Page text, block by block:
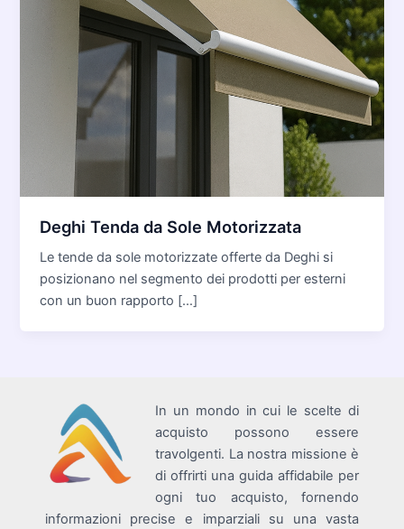
Deghi Tenda da Sole Motorizzata
Le tende da sole motorizzate offerte da Deghi si
posizionano nel segmento dei prodotti per esterni
con un buon rapporto […]
In un mondo in cui le scelte di
acquisto possono essere
travolgenti. La nostra missione è
di offrirti una guida affidabile per
ogni tuo acquisto, fornendo
informazioni precise e imparziali su una vasta